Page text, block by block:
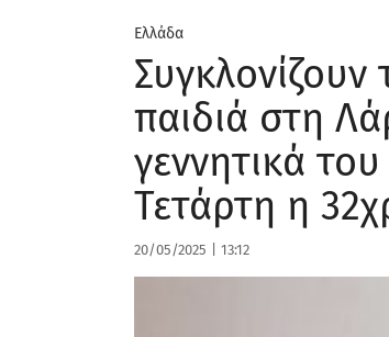
Ελλάδα
Συγκλονίζουν
παιδιά στη
γεννητικά
Τετάρτη η
20/05/2025 13:12